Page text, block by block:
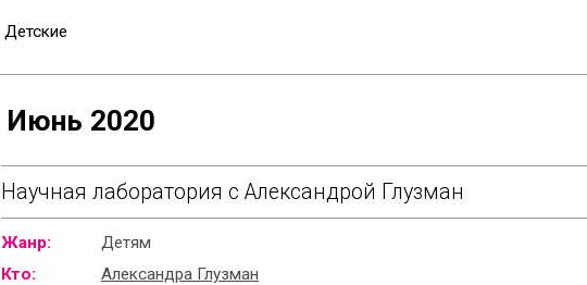
Детские
Июнь 2020
Научная лаборатория с Александрой Глузман
Жанр:
Детям
Кто:
Александра Глузман